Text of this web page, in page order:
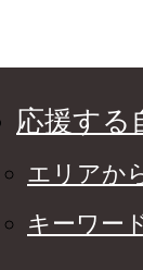
応援する
エリアか
キーワー